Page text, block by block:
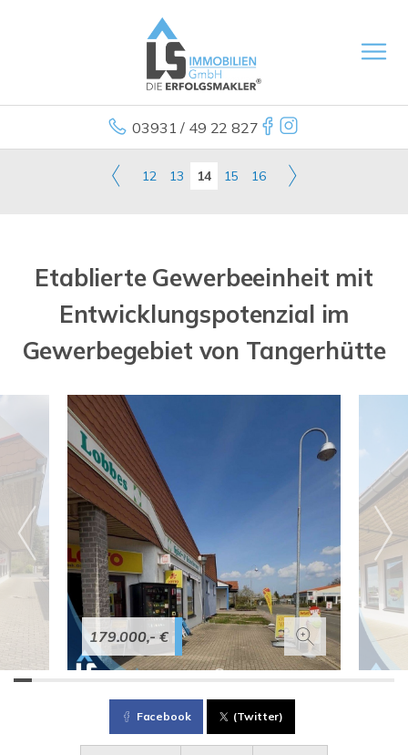
03931 / 49 22 827
12 13 14 15 16
Etablierte Gewerbeeinheit mit
Entwicklungspotenzial im
Gewerbegebiet von Tangerhütte
179.000,- €
Facebook (Twitter)